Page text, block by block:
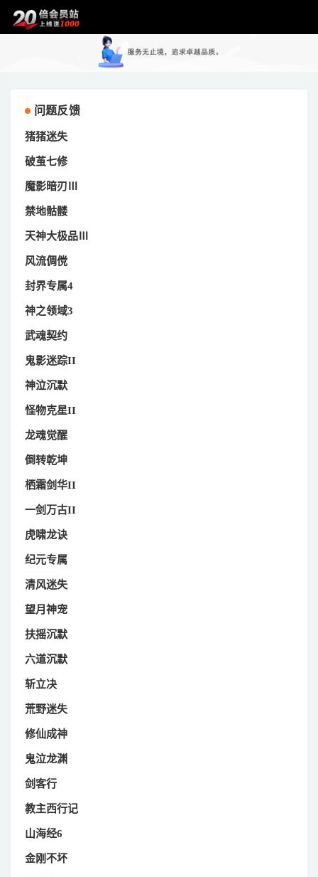
问题反馈
猪猪迷失
破茧七修
魔影暗刃Ⅲ
禁地骷髅
天神大极品Ⅲ
风流倜傥
封界专属4
神之领域3
武魂契约
鬼影迷踪II
神泣沉默
怪物克星II
龙魂觉醒
倒转乾坤
栖霜剑华II
一剑万古II
虎啸龙诀
纪元专属
清风迷失
望月神宠
扶摇沉默
六道沉默
斩立决
荒野迷失
修仙成神
鬼泣龙渊
剑客行
教主西行记
山海经6
金刚不坏